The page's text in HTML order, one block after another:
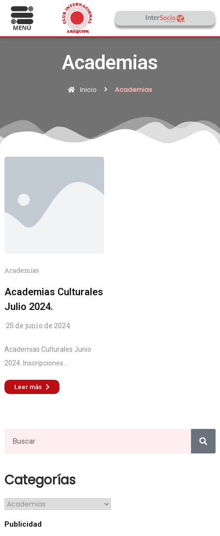
Academias
Inicio Academias
Academias
Academias Culturales
Julio 2024.
25 de junio de 2024
Academias Culturales Junio
2024. Inscripciones...
Leer más
Categorías
Publicidad